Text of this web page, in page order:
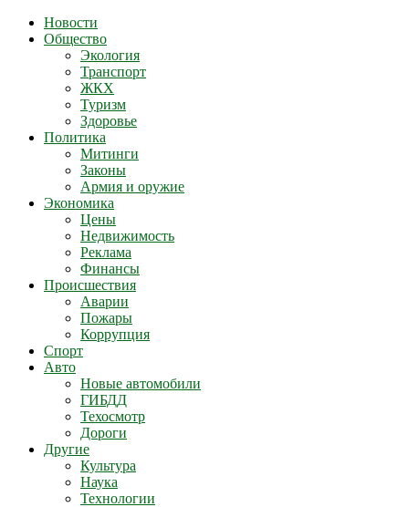
Новости
Общество
Экология
Транспорт
ЖКХ
Туризм
Здоровье
Политика
Митинги
Законы
Армия и оружие
Экономика
Цены
Недвижимость
Реклама
Финансы
Происшествия
Аварии
Пожары
Коррупция
Спорт
Авто
Новые автомобили
ГИБДД
Техосмотр
Дороги
Другие
Культура
Наука
Технологии